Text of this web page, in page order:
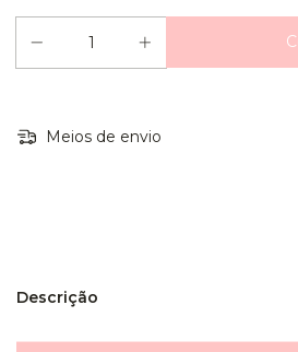
Meios de envio
Descrição